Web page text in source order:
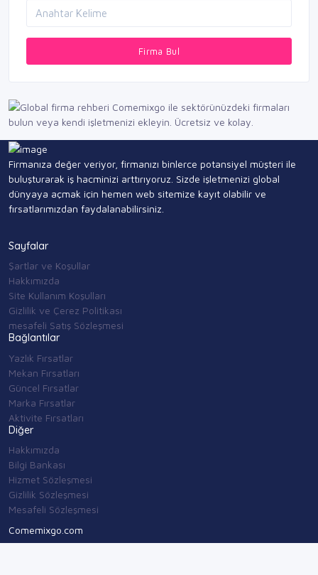
Firma Bul
Firmanıza değer veriyor, firmanızı binlerce potansiyel müşteri ile
buluşturarak iş hacminizi arttırıyoruz. Sizde işletmenizi global
dünyaya açmak için hemen web sitemize kayıt olabilir ve
fırsatlarımızdan faydalanabilirsiniz.
Sayfalar
Şartlar ve Koşullar
Hakkımızda
Site Kullanım Koşulları
Gizlilik ve Çerez Politikası
mesafeli Satış Sözleşmesi
Bağlantılar
Yazlık Fırsatlar
Mekan Fırsatları
Güncel Fırsatlar
Marka Fırsatlar
Aktivite Fırsatları
Diğer
Hakkımızda
Bilgi Bankası
Hizmet Sözleşmesi
Gizlilik Sözleşmesi
Mesafeli Sözleşmesi
Comemixgo.com